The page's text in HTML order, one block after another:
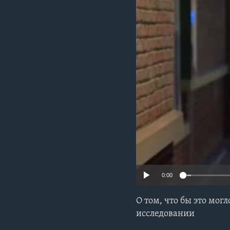
0:00
О том, что бы это
исследовании